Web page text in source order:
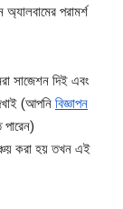
পরামর্শ
সাজেশন দিই এবং
(আপনি বিজ্ঞাপন
করা হয় তখন এই